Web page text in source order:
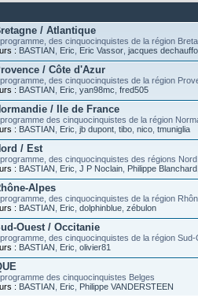
/ Atlantique
des cinquocinquistes de la région
: BASTIAN Eric Eric Vassor jacques
/ Côte d'Azur
des cinquocinquistes de la région
: BASTIAN Eric yan98mc fred505
/ Ile de France
des cinquocinquistes de la région
: BASTIAN Eric jb dupont tibo nico tmuniglia
/ Est
des cinquocinquistes des régions Nord
: BASTIAN Eric J P Noclain Philippe Blanchard
Alpes
des cinquocinquistes de la région
: BASTIAN Eric dolphinblue zébulon
Ouest / Occitanie
des cinquocinquistes de la région
: BASTIAN Eric olivier81
des cinquocinquistes Belges
: BASTIAN Eric Philippe VANDERSTEEN